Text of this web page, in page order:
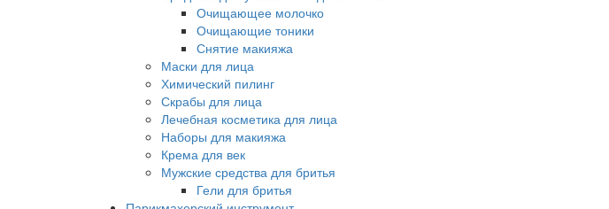
Очищающее молочко
Очищающие тоники
Снятие макияжа
Маски для лица
Химический пилинг
Скрабы для лица
Лечебная косметика для лица
Наборы для макияжа
Крема для век
Мужские средства для бритья
Гели для бритья